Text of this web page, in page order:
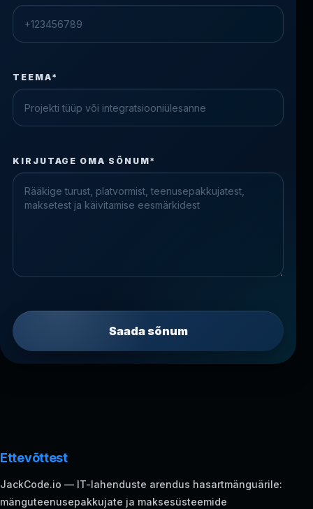
TEEMA*
Please fix the highlighted fields.
KIRJUTAGE OMA SÕNUM*
Saada sõnum
Ettevõttest
JackCode.io — IT-lahenduste arendus hasartmänguärile:
mänguteenusepakkujate ja maksesüsteemide